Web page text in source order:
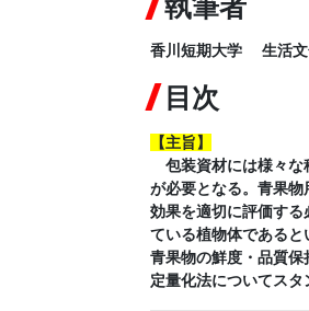
執筆者
香川短期大学 生活
目次
【主旨】
包装資材には様々な
が必要となる。青果
効果を適切に評価す
ている植物体である
青果物の鮮度・品質
定量化法についてスタ